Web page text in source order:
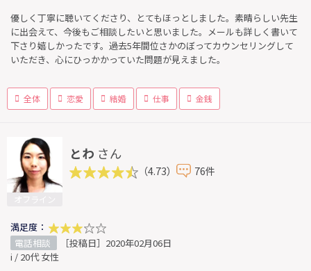
優しく丁寧に聴いてくださり、とてもほっとしました。素晴らしい先生
に出会えて、今後もご相談したいと思いました。メールも詳しく書いて
下さり嬉しかったです。過去5年間位さかのぼってカウンセリングして
いただき、心にひっかかっていた問題が見えました。
全体 恋愛 結婚 仕事 金銭
とわ さん
（4.73） 76件
満足度：
電話相談
［投稿日］2020年02月06日
i / 20代 女性